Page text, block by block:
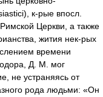
к-рые впосл.
Церкви, а также
жития нек-рых
времени
Д. М. мог
не устраняясь от
рода людьми: «Он